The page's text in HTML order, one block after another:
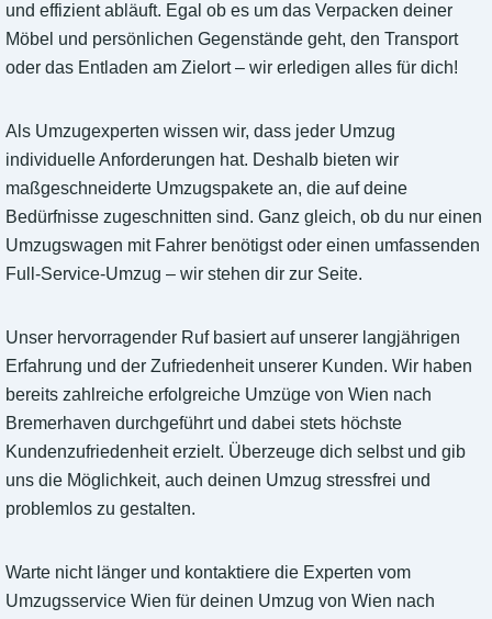
und effizient abläuft. Egal ob es um das Verpacken deiner
Möbel und persönlichen Gegenstände geht, den Transport
oder das Entladen am Zielort – wir erledigen alles für dich!
Als Umzugexperten wissen wir, dass jeder Umzug
individuelle Anforderungen hat. Deshalb bieten wir
maßgeschneiderte Umzugspakete an, die auf deine
Bedürfnisse zugeschnitten sind. Ganz gleich, ob du nur einen
Umzugswagen mit Fahrer benötigst oder einen umfassenden
Full-Service-Umzug – wir stehen dir zur Seite.
Unser hervorragender Ruf basiert auf unserer langjährigen
Erfahrung und der Zufriedenheit unserer Kunden. Wir haben
bereits zahlreiche erfolgreiche Umzüge von Wien nach
Bremerhaven durchgeführt und dabei stets höchste
Kundenzufriedenheit erzielt. Überzeuge dich selbst und gib
uns die Möglichkeit, auch deinen Umzug stressfrei und
problemlos zu gestalten.
Warte nicht länger und kontaktiere die Experten vom
Umzugsservice Wien für deinen Umzug von Wien nach